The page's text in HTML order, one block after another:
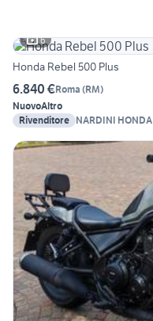
6
Honda Rebel 500 Plus
6.840 €Roma (RM)
NuovoAltro
Rivenditore NARDINI HONDA